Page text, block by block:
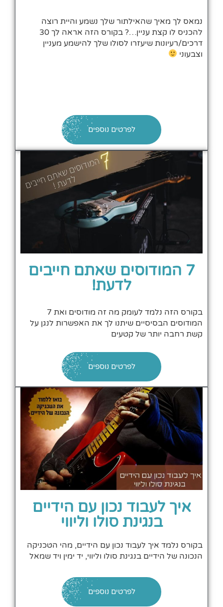
נמאס לך מאיך שהאילתור שלך נשמע והיית רוצה
להכניס לו קצת עניין…? בקורס הזה אראה לך 30
דרכים/רעיונות שיעזרו לסולו שלך להישמע מעניין
וצבעוני
לפרטים נוספים
7 המודוסים שאתם חייבים
לדעת!
בקורס הזה נלמד לעומק מה זה מודוסים ואת 7
המודוסים הבסיסיים שיתנו לך את האפשרות לנגן על
קשת רחבה יותר של קטעים
לפרטים נוספים
איך לעבוד נכון עם הידיים
בנגינת סולו וליווי​
בקורס נלמד איך לעבוד נכון עם הידיים, מהי הטכניקה
הנכונה של הידיים בנגינת סולו וליווי, יד ימין ויד שמאל
לפרטים נוספים